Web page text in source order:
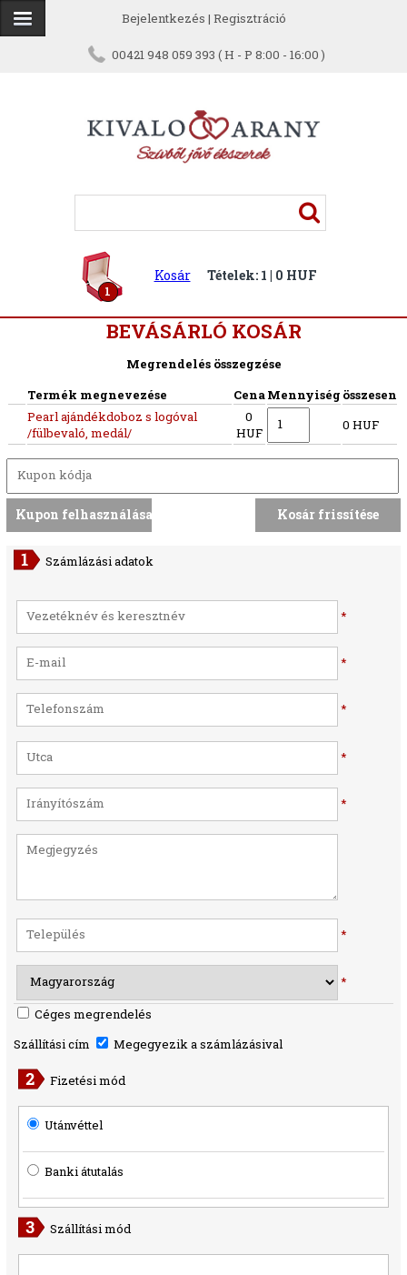
Bejelentkezés | Regisztráció
00421 948 059 393 ( H - P 8:00 - 16:00 )
1
Kosár Tételek: 1 | 0 HUF
BEVÁSÁRLÓ KOSÁR
Megrendelés összegzése
Termék megnevezése
CenaMennyiség összesen
Pearl ajándékdoboz s logóval
/fülbevaló, medál/
0
HUF
0 HUF
Számlázási adatok
*
*
*
*
*
*
*
Céges megrendelés
Szállítási cím
Megegyezik a számlázásival
Fizetési mód
Utánvéttel
Banki átutalás
Szállítási mód